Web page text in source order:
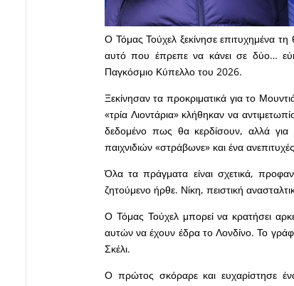
Ο Τόμας Τούχελ ξεκίνησε επιτυχημένα τη
αυτό που έπρεπε να κάνει σε δύο…
Παγκόσμιο Κύπελλο του 2026.
Ξεκίνησαν τα προκριματικά για το
«τρία Λιοντάρια» κλήθηκαν να
δεδομένο πως θα κερδίσουν, αλλά
παιχνιδιών «στράβωνε» και ένα
Όλα τα πράγματα είναι σχετικά,
ζητούμενο ήρθε. Νίκη, πειστική
Ο Τόμας Τούχελ μπορεί να κρατήσει
αυτών να έχουν έδρα το Λονδίνο. Το
Σκέλι.
Ο πρώτος σκόραρε και ευχαρίστησε